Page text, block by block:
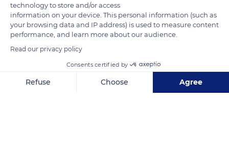
con el martín pescador malaquita. En los canales de manglar
que se forman cerca de la playa de Morondava hay un buen
número de ellos.
los diferencia de otros martines pescadores. Esta especie
tiene alas cortas y grandes, largas colas, y coloraciones
brillantes de plumas de los tonos azul, verde oscuro, verde y
technology to store and/or access
information on your device. This personal information (such as
your browsing data and IP address) is used to measure content
performance, and learn more about our audience.
Read our privacy policy
Consents certified by
Refuse Choose Agree